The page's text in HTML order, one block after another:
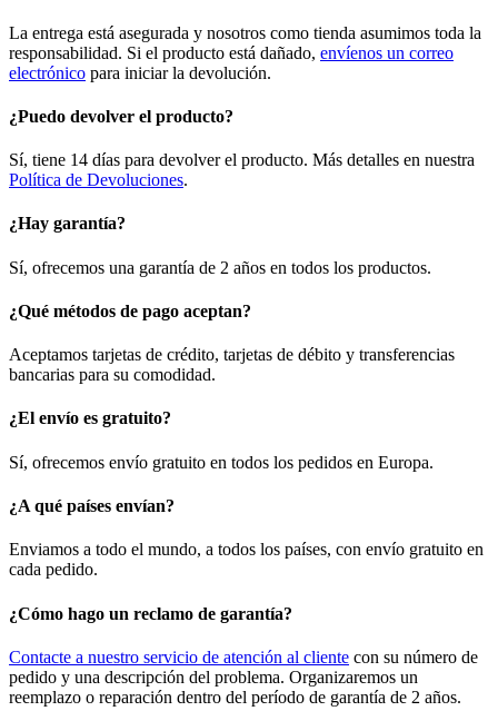
La entrega está asegurada y nosotros como tienda asumimos toda la
responsabilidad. Si el producto está dañado, envíenos un correo
electrónico para iniciar la devolución.
¿Puedo devolver el producto?
Sí, tiene 14 días para devolver el producto. Más detalles en nuestra
Política de Devoluciones.
¿Hay garantía?
Sí, ofrecemos una garantía de 2 años en todos los productos.
¿Qué métodos de pago aceptan?
Aceptamos tarjetas de crédito, tarjetas de débito y transferencias
bancarias para su comodidad.
¿El envío es gratuito?
Sí, ofrecemos envío gratuito en todos los pedidos en Europa.
¿A qué países envían?
Enviamos a todo el mundo, a todos los países, con envío gratuito en
cada pedido.
¿Cómo hago un reclamo de garantía?
Contacte a nuestro servicio de atención al cliente con su número de
pedido y una descripción del problema. Organizaremos un
reemplazo o reparación dentro del período de garantía de 2 años.